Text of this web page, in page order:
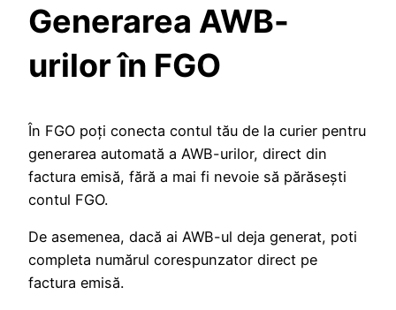
Generarea AWB-
urilor în FGO
În FGO poţi conecta contul tău de la curier pentru
generarea automată a AWB-urilor, direct din
factura emisă, fără a mai fi nevoie să părăseşti
contul FGO.
De asemenea, dacă ai AWB-ul deja generat, poti
completa numărul corespunzator direct pe
factura emisă.